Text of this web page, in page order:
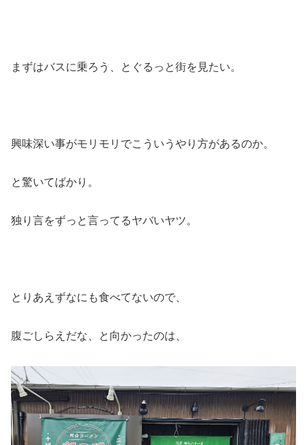
まずはバスに乗ろう、とぐるっと街を見たい。
興味深い事がモリモリでこういうやり方があるのか。
と驚いてばかり。
独り言をずっと言ってるヤバいヤツ。
とりあえずなにも食べてないので、
腹ごしらえだな、と向かったのは、